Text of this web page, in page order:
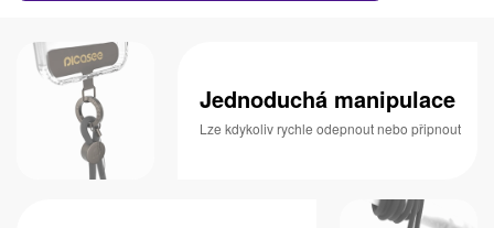
Jednoduchá manipulace
Lze kdykoliv rychle odepnout nebo připnout